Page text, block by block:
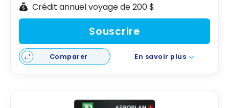
Crédit annuel voyage de 200 $
Souscrire
Comparer En savoir plus